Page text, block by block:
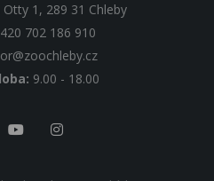
Otty 1, 289 31 Chleby
702 186 910
9.00 - 18.00